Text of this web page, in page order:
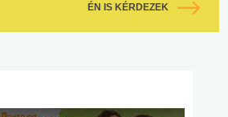
ÉN IS KÉRDEZEK